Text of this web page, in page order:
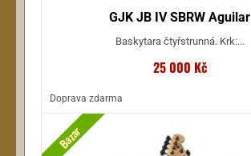
GJK JB IV SBRW Aguilar
Baskytara čtyřstrunná. Krk:...
25 000 Kč
Doprava zdarma
Bazar